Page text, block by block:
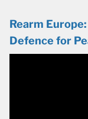
Rearm
Defence for